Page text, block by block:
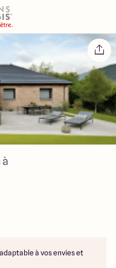
à
à vos envies et